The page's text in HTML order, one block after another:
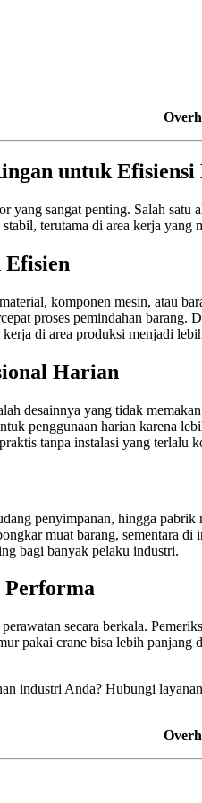
untuk
sangat penting. Salah
terutama di area kerja
Efisien
komponen mesin, atau
proses pemindahan
di area produksi menjadi
Harian
desainnya yang tidak
penggunaan harian karena
tanpa instalasi yang terlalu
penyimpanan, hingga
muat barang, sementara
bagi banyak pelaku industri.
Performa
secara berkala.
pakai crane bisa lebih
industri Anda? Hubungi